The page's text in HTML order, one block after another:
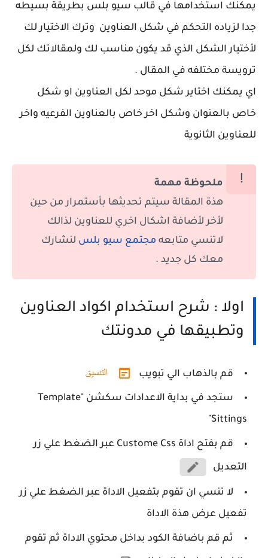
يمكنك استخدامها في قالب سيو بلس بطريقة بسيطه
جدا لزياده التحكم في شكل العناوين وترك الاختيار لك
لأختيار الشكل الذي قد يكون مناسب لك ولمقالاتك لكل
ترويسة مختلفه في المقال .
اي يمكنك اختاير شكل موحد لكل العناوين او شكل
خاص بالعنوان وشكل اخر خاص بالعناوين الفرعيه واخر
للعناوين الثانوية
ملحوظة مهمة
هذة المقالة سيتم تحديثها بأستمرار من حين
لأخر لأضافة اشكال اخري للعناوين لذالك
لاتنسي متابعه مجتمع سيو بلس لنشارك
معك كل جديد .
اولا : شرح استخدام اكواد العناوين
وتطبيقها في مدونتك
قم بالذهاب الي تبويب
ستجد في بداية الاعدادات سكشن "Template
Sittings"
قم بفتح اداة Custome Css عبر الضغط علي زر
التعديل
لا تنسي ان تقوم بتفعيل الاداة عبر الضغط علي زر
تفعيل عرض هذة الاداة
ثم قم باضافة الكود بداخل محتوي الاداة ثم تقوم